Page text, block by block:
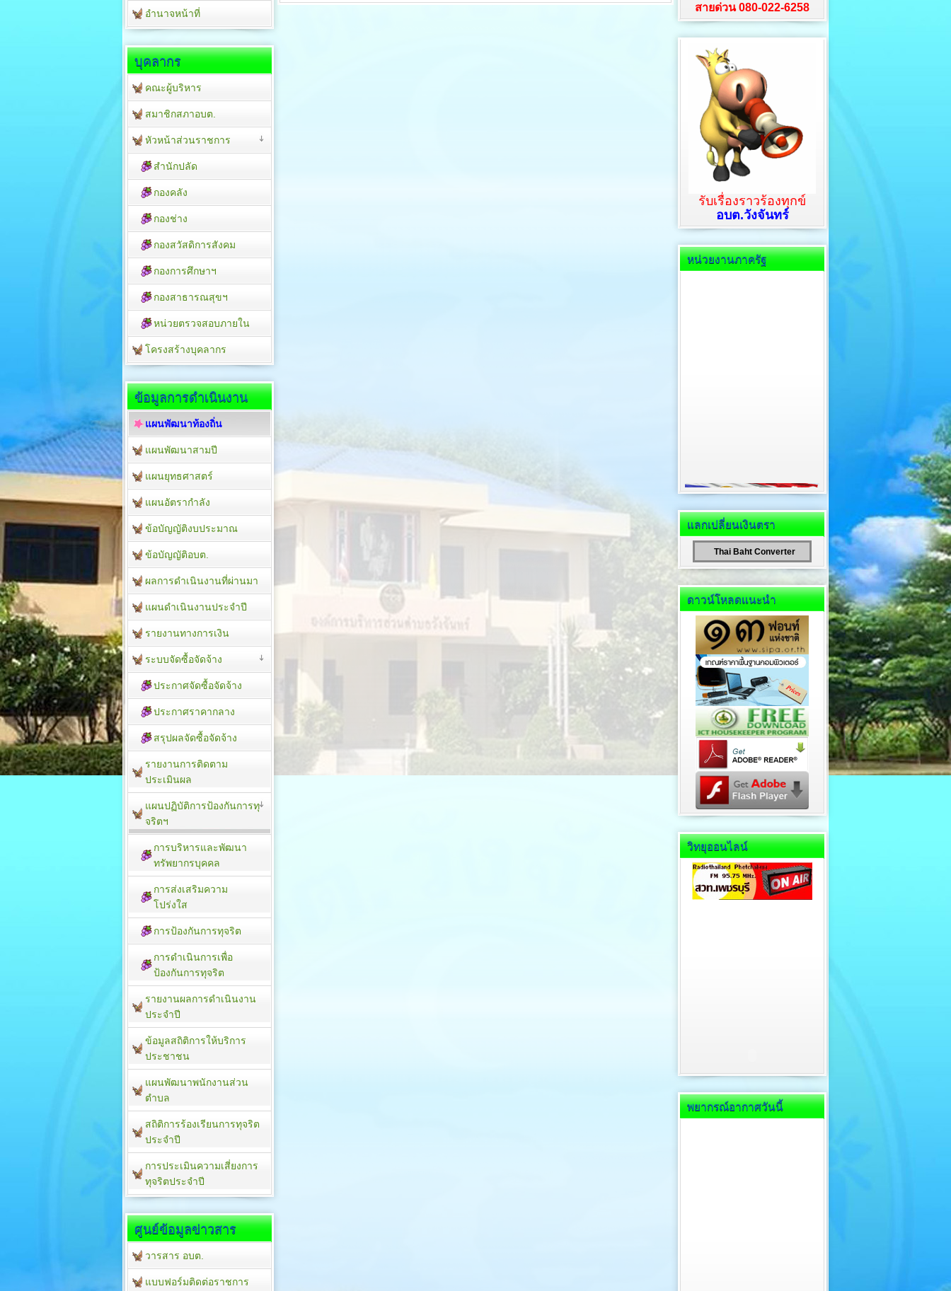
อำนาจหน้าที่
บุคลากร
คณะผู้บริหาร
สมาชิกสภาอบต.
หัวหน้าส่วนราชการ
สำนักปลัด
กองคลัง
กองช่าง
กองสวัสดิการสังคม
กองการศึกษาฯ
กองสาธารณสุขฯ
หน่วยตรวจสอบภายใน
โครงสร้างบุคลากร
ข้อมูลการดำเนินงาน
แผนพัฒนาท้องถิ่น
แผนพัฒนาสามปี
แผนยุทธศาสตร์
แผนอัตรากำลัง
ข้อบัญญัติงบประมาณ
ข้อบัญญัติอบต.
ผลการดำเนินงานที่ผ่านมา
แผนดำเนินงานประจำปี
รายงานทางการเงิน
ระบบจัดซื้อจัดจ้าง
ประกาศจัดซื้อจัดจ้าง
ประกาศราคากลาง
สรุปผลจัดซื้อจัดจ้าง
รายงานการติดตาม
ประเมิน​ผล
แผนปฏิบัติการป้องกันการทุ
จริตฯ
การบริหารและพัฒนา
ทรัพยากรบุคคล
การส่งเสริมความ
โปร่งใส
การป้องกันการทุจริต
การดำเนินการเพื่อ
ป้องกันการทุจริต
รายงานผลการดำเนินงาน
ประจำปี
ข้อมูลสถิติการให้บริการ
ประชาชน
แผนพัฒนาพนักงานส่วน
ตำบล
สถิติการร้องเรียนการทุจริต
ประจำปี
การประเมินความเสี่ยงการ
ทุจริตประจำปี
ศูนย์ข้อมูลข่าวสาร
วารสาร อบต.
แบบฟอร์มติดต่อราชการ
สายด่วน 080-022-6258
รับเรื่องราวร้องทุกข์
อบต.วังจันทร์
หน่วยงานภาครัฐ
แลกเปลี่ยนเงินตรา
Thai Baht Converter
ดาวน์โหลดแนะนำ
วิทยุออนไลน์
พยากรณ์อากาศวันนี้